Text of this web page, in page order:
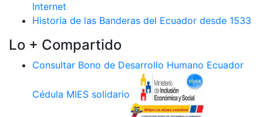
Internet
Historia de las Banderas del Ecuador desde 1533
Lo + Compartido
Consultar Bono de Desarrollo Humano Ecuador
Cédula MIES solidario